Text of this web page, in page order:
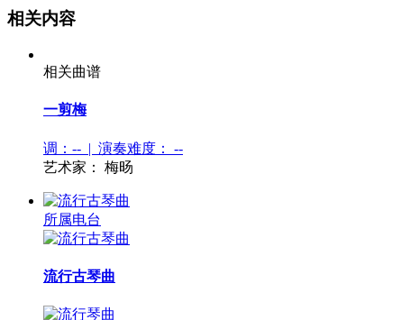
相关内容
相关曲谱
一剪梅
调：-- | 演奏难度：
--
艺术家：
梅旸
所属电台
流行古琴曲